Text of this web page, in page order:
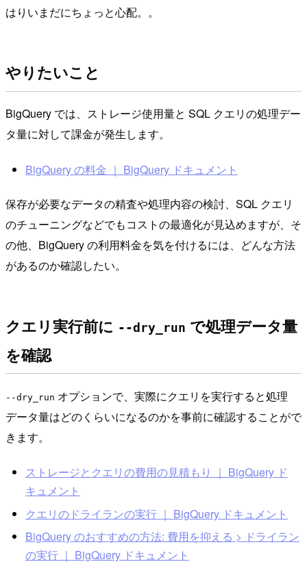
はりいまだにちょっと心配。。
やりたいこと
BigQuery では、ストレージ使用量と SQL クエリの処理デー
タ量に対して課金が発生します。
BigQuery の料金 ｜ BigQuery ドキュメント
保存が必要なデータの精査や処理内容の検討、SQL クエリ
のチューニングなどでもコストの最適化が見込めますが、そ
の他、BigQuery の利用料金を気を付けるには、どんな方法
があるのか確認したい。
クエリ実行前に --dry_run で処理データ量
を確認
--dry_run オプションで、実際にクエリを実行すると処理
データ量はどのくらいになるのかを事前に確認することがで
きます。
ストレージとクエリの費用の見積もり ｜ BigQuery ド
キュメント
クエリのドライランの実行 ｜ BigQuery ドキュメント
BigQuery のおすすめの方法: 費用を抑える > ドライラン
の実行 ｜ BigQuery ドキュメント